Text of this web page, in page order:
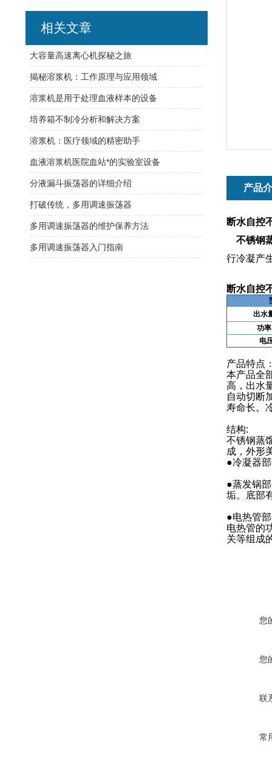
产品
断水自控
不锈钢
行冷凝产
断水自控
出水
功
电
产品特点
本产品全
高，出水
自动切断
寿命长。
结构:
不锈钢蒸
成，外形
●冷凝器
●蒸发锅
垢。底部
●电热管
电热管的
关等组成
您
您
联
常
相关文章
大容量高速离心机探秘之旅
揭秘溶浆机：工作原理与应用领域
溶浆机是用于处理血液样本的设备
培养箱不制冷分析和解决方案
溶浆机：医疗领域的精密助手
血液溶浆机医院血站*的实验室设备
分液漏斗振荡器的详细介绍
打破传统，多用调速振荡器
多用调速振荡器的维护保养方法
多用调速振荡器入门指南